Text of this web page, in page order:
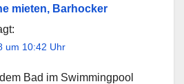
mieten, Barhocker
um 10:42 Uhr
Bad im Swimmingpool